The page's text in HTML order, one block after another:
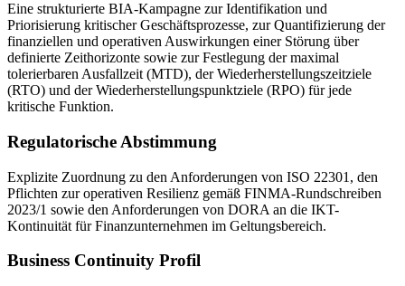
Eine strukturierte BIA-Kampagne zur Identifikation und
Priorisierung kritischer Geschäftsprozesse, zur Quantifizierung der
finanziellen und operativen Auswirkungen einer Störung über
definierte Zeithorizonte sowie zur Festlegung der maximal
tolerierbaren Ausfallzeit (MTD), der Wiederherstellungszeitziele
(RTO) und der Wiederherstellungspunktziele (RPO) für jede
kritische Funktion.
Regulatorische Abstimmung
Explizite Zuordnung zu den Anforderungen von ISO 22301, den
Pflichten zur operativen Resilienz gemäß FINMA-Rundschreiben
2023/1 sowie den Anforderungen von DORA an die IKT-
Kontinuität für Finanzunternehmen im Geltungsbereich.
Business Continuity Profil